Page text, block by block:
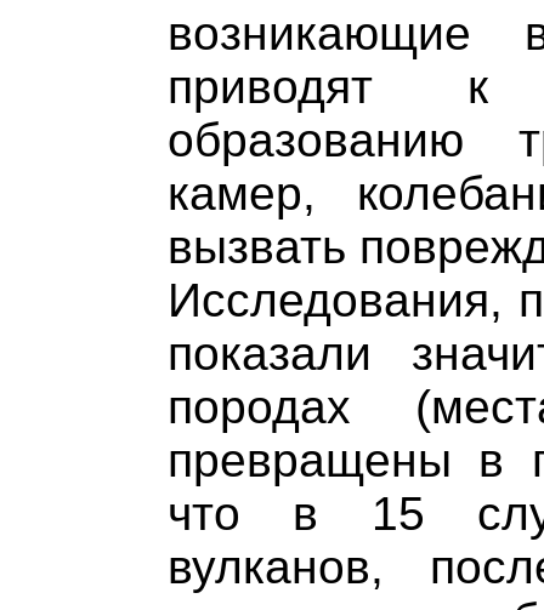
возникающие
приводят к
образованию
камер,
вызвать
Исследования,
показали
породах
превращены в
что в 15
вулканов,